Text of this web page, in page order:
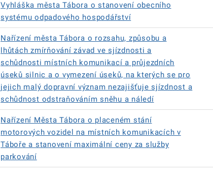
Vyhláška města Tábora o stanovení obecního
systému odpadového hospodářství
Nařízení města Tábora o rozsahu, způsobu a
lhůtách zmírňování závad ve sjízdnosti a
schůdnosti místních komunikací a průjezdních
úseků silnic a o vymezení úseků, na kterých se pro
jejich malý dopravní význam nezajišťuje sjízdnost a
schůdnost odstraňováním sněhu a náledí
Nařízení Města Tábora o placeném stání
motorových vozidel na místních komunikacích v
Táboře a stanovení maximální ceny za služby
parkování